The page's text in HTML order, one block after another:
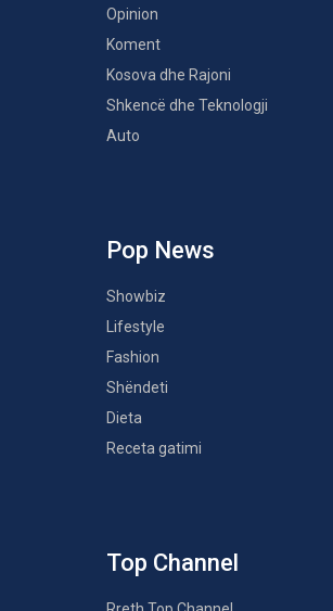
Opinion
Koment
Kosova dhe Rajoni
Shkencë dhe Teknologji
Auto
Pop News
Showbiz
Lifestyle
Fashion
Shëndeti
Dieta
Receta gatimi
Top Channel